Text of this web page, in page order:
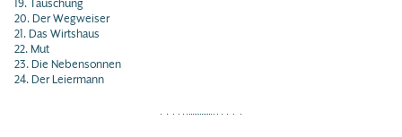
19. Täuschung
20. Der Wegweiser
21. Das Wirtshaus
22. Mut
23. Die Nebensonnen
24. Der Leiermann